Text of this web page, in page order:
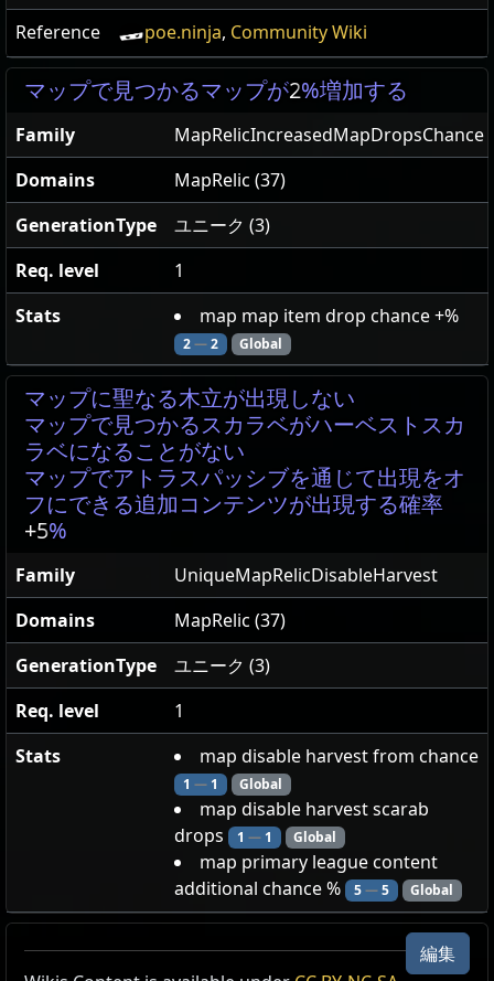
Reference
poe.ninja, Community Wiki
マップで見つかるマップが2%増加する
Family
MapRelicIncreasedMapDropsChance
Domains
MapRelic (37)
GenerationType
ユニーク (3)
Req. level
1
Stats
map map item drop chance +%
2—2 Global
マップに聖なる木立が出現しない
マップで見つかるスカラベがハーベストスカ
ラベになることがない
マップでアトラスパッシブを通じて出現をオ
フにできる追加コンテンツが出現する確率
+5%
Family
UniqueMapRelicDisableHarvest
Domains
MapRelic (37)
GenerationType
ユニーク (3)
Req. level
1
Stats
map disable harvest from chance
1 —1 Global
map disable harvest scarab
drops
1 —1 Global
map primary league content
additional chance %
5—5 Global
萎れの才
編集